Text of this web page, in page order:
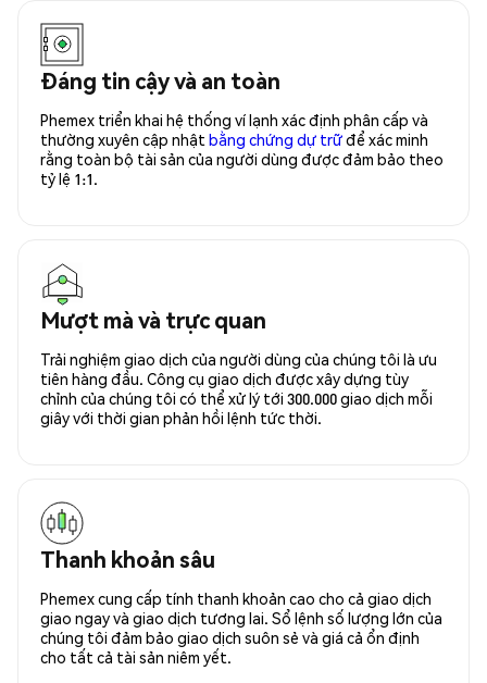
Đáng tin cậy và an toàn
Phemex triển khai hệ thống ví lạnh xác định phân cấp và
thường xuyên cập nhật bằng chứng dự trữđể xác minh
rằng toàn bộ tài sản của người dùng được đảm bảo theo
tỷ lệ 1:1.
Mượt mà và trực quan
Trải nghiệm giao dịch của người dùng của chúng tôi là ưu
tiên hàng đầu. Công cụ giao dịch được xây dựng tùy
chỉnh của chúng tôi có thể xử lý tới 300.000 giao dịch mỗi
giây với thời gian phản hồi lệnh tức thời.
Thanh khoản sâu
Phemex cung cấp tính thanh khoản cao cho cả giao dịch
giao ngay và giao dịch tương lai. Sổ lệnh số lượng lớn của
chúng tôi đảm bảo giao dịch suôn sẻ và giá cả ổn định
cho tất cả tài sản niêm yết.